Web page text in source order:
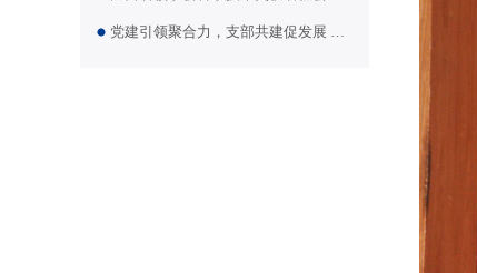
党建引领聚合力，支部共建促发展 —— “传承核工业精神，感悟信仰伟力”党建联建活动